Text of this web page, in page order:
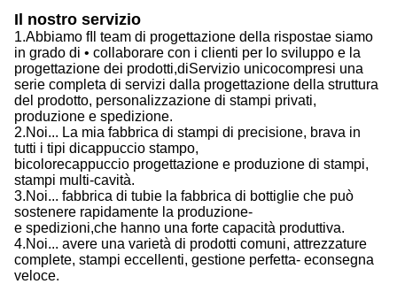
Il nostro servizio
1.Abbiamo fIl team di progettazione della rispostae siamo
in grado di • collaborare con i clienti per lo sviluppo e la
progettazione dei prodotti,diServizio unicocompresi una
serie completa di servizi dalla progettazione della struttura
del prodotto, personalizzazione di stampi privati,
produzione e spedizione.
2.Noi... La mia fabbrica di stampi di precisione, brava in
tutti i tipi dicappuccio stampo,
bicolorecappuccio progettazione e produzione di stampi,
stampi multi-cavità.
3.Noi... fabbrica di tubie la fabbrica di bottiglie che può
sostenere rapidamente la produzione-
e spedizioni,che hanno una forte capacità produttiva.
4.Noi... avere una varietà di prodotti comuni, attrezzature
complete, stampi eccellenti, gestione perfetta- econsegna
veloce.